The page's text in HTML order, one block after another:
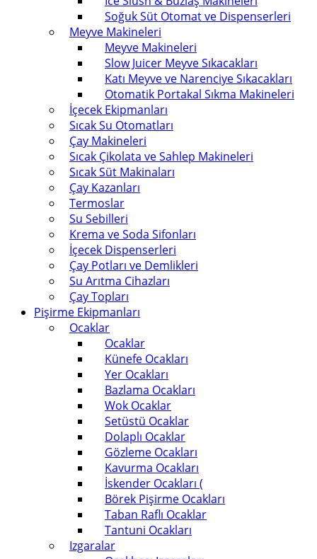
Soğuk Süt Otomat ve Dispenserleri
Meyve Makineleri
Meyve Makineleri
Slow Juicer Meyve Sıkacakları
Katı Meyve ve Narenciye Sıkacakları
Otomatik Portakal Sıkma Makineleri
İçecek Ekipmanları
Sıcak Su Otomatları
Çay Makineleri
Sıcak Çikolata ve Sahlep Makineleri
Sıcak Süt Makinaları
Çay Kazanları
Termoslar
Su Sebilleri
Krema ve Soda Sifonları
İçecek Dispenserleri
Çay Potları ve Demlikleri
Su Arıtma Cihazları
Çay Topları
Pişirme Ekipmanları
Ocaklar
Ocaklar
Künefe Ocakları
Yer Ocakları
Bazlama Ocakları
Wok Ocaklar
Setüstü Ocaklar
Dolaplı Ocaklar
Gözleme Ocakları
Kavurma Ocakları
İskender Ocakları (
Börek Pişirme Ocakları
Taban Raflı Ocaklar
Tantuni Ocakları
Izgaralar